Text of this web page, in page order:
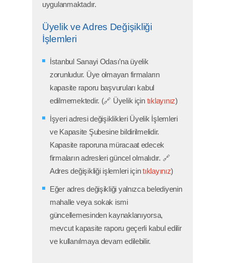
uygulanmaktadır.
Üyelik ve Adres Değişikliği
İşlemleri
İstanbul Sanayi Odası’na üyelik
zorunludur. Üye olmayan firmaların
kapasite raporu başvuruları kabul
edilmemektedir. (🔗 Üyelik için tıklayınız)
İşyeri adresi değişiklikleri Üyelik İşlemleri
ve Kapasite Şubesine bildirilmelidir.
Kapasite raporuna müracaat edecek
firmaların adresleri güncel olmalıdır. 🔗
Adres değişikliği işlemleri içintıklayınız)
Eğer adres değişikliği yalnızca belediyenin
mahalle veya sokak ismi
güncellemesinden kaynaklanıyorsa,
mevcut kapasite raporu geçerli kabul edilir
ve kullanılmaya devam edilebilir.